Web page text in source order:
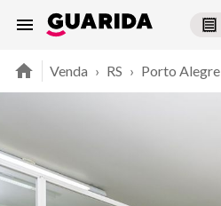
Venda › RS › Porto Alegre